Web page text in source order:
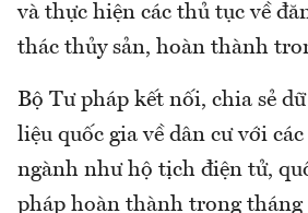
và thực hiện các thủ tục về
thác thủy sản, hoàn thành
Bộ Tư pháp kết nối, chia sẻ
liệu quốc gia về dân cư với
ngành như hộ tịch điện tử,
pháp hoàn thành trong